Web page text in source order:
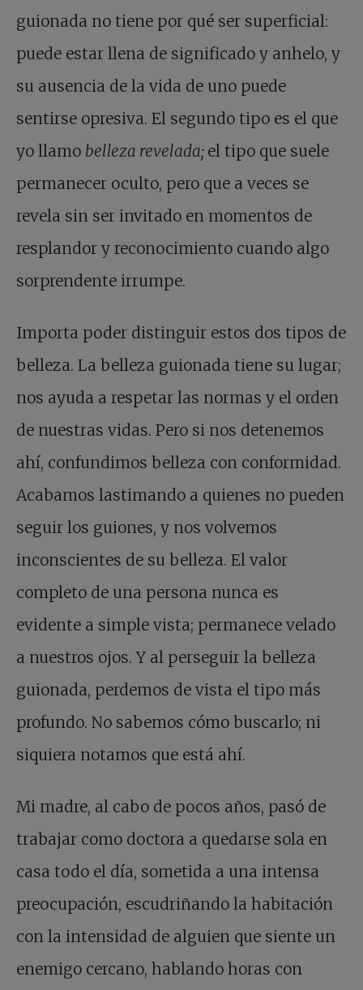
guionada no tiene por qué ser superficial:
puede estar llena de significado y anhelo, y
su ausencia de la vida de uno puede
sentirse opresiva. El segundo tipo es el que
yo llamo belleza revelada; el tipo que suele
permanecer oculto, pero que a veces se
revela sin ser invitado en momentos de
resplandor y reconocimiento cuando algo
sorprendente irrumpe.
Importa poder distinguir estos dos tipos de
belleza. La belleza guionada tiene su lugar;
nos ayuda a respetar las normas y el orden
de nuestras vidas. Pero si nos detenemos
ahí, confundimos belleza con conformidad.
Acabamos lastimando a quienes no pueden
seguir los guiones, y nos volvemos
inconscientes de su belleza. El valor
completo de una persona nunca es
evidente a simple vista; permanece velado
a nuestros ojos. Y al perseguir la belleza
guionada, perdemos de vista el tipo más
profundo. No sabemos cómo buscarlo; ni
siquiera notamos que está ahí.
Mi madre, al cabo de pocos años, pasó de
trabajar como doctora a quedarse sola en
casa todo el día, sometida a una intensa
preocupación, escudriñando la habitación
con la intensidad de alguien que siente un
enemigo cercano, hablando horas con